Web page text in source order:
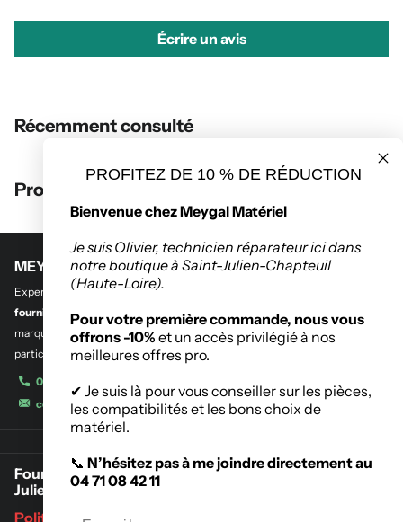
Écrire un avis
Récemment consulté
Produits récemment consultés
MEYGAL MATERIEL
Experts en outillage professionnel et btp
fourniture industrielle. Découvrez notre sélection des plus grandes
marques de l’outillage destinés aux entreprises, administrations et
particuliers.
04 71 08 42 11
contact@meygalmat.fr
Fournisseur de matériaux de construction à Saint-
Julien-Chapteuil
Politique de retours
PROFITEZ DE 10 % DE RÉDUCTION
Bienvenue chez Meygal Matériel
Je suis Olivier, technicien réparateur ici dans
notre boutique à Saint-Julien-Chapteuil
(Haute-Loire).
Pour votre première commande, nous vous
offrons -10% et un accès privilégié à nos
meilleures offres pro.
✔ Je suis là pour vous conseiller sur les pièces,
les compatibilités et les bons choix de
matériel.
📞 N’hésitez pas à me joindre directement au
04 71 08 42 11